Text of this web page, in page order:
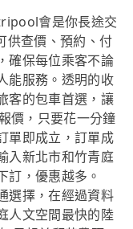
會是你長途交
供查價、預約、付
確保每位乘客不論
能服務。透明的收
客的包車首選，讓
價，只要花一分鐘
單即成立，訂單成
入新北市和竹青庭
訂，優惠越多。
選擇，在經過資料
人文空間最快的陸